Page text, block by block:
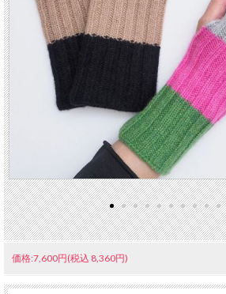
価格:7,600円(税込 8,360円)